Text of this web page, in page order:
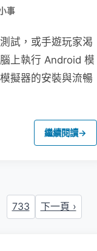
事
試，或手遊玩家渴
上執行 Android 模
擬器的安裝與流暢
繼續閱讀→
733 下一頁 ›